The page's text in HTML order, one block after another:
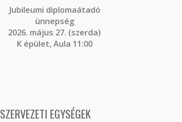
Jubileumi diplomaátadó
ünnepség
2026. május 27. (szerda)
K épület, Aula 11:00
SZERVEZETI EGYSÉGEK